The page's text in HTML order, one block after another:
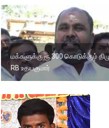
மக்களுக்கு ரூ.300 கொடுக்கும்
RB உதயகுமார்